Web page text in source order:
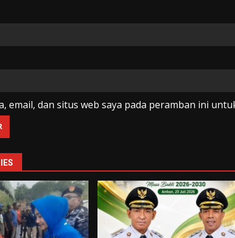
email, dan situs web saya pada peramban ini